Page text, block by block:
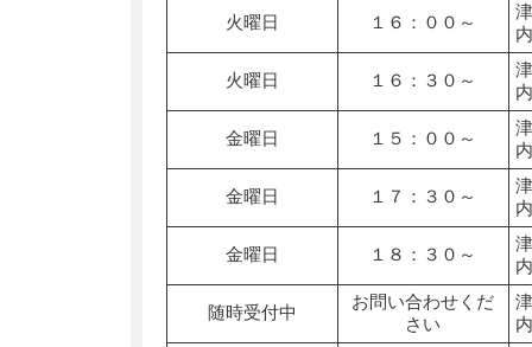
火曜日 １６：００～
火曜日 １６：３０～
金曜日 １５：００～
金曜日 １７：３０～
金曜日 １８：３０～
随時受付中
お問い合わせくだ
さい